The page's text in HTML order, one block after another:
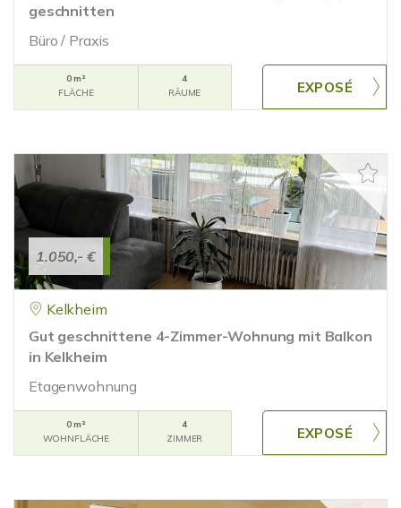
geschnitten
Büro / Praxis
0 m²
FLÄCHE
4
RÄUME
1.050,- €
Kelkheim
Gut geschnittene 4-Zimmer-Wohnung mit Balkon
in Kelkheim
Etagenwohnung
0 m²
WOHNFLÄCHE
4
ZIMMER